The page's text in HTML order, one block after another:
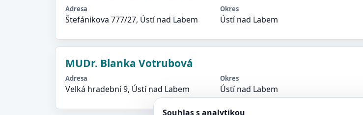
Adresa
Štefánikova 777/27, Ústí nad Labem
Okres
Ústí nad Labem
MUDr. Blanka Votrubová
Adresa
Velká hradební 9, Ústí nad Labem
Okres
Ústí nad Labem
Souhlas s analytikou